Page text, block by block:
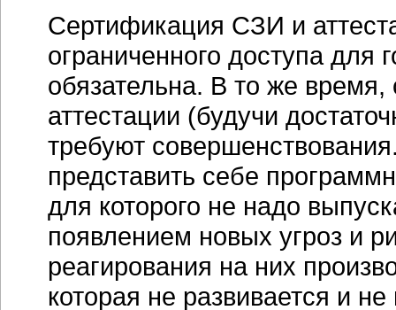
Сертификация СЗИ и
ограниченного доступа для
обязательна. В то же
аттестации (будучи
требуют
представить себе
для которого не надо
появлением новых угроз и
реагирования на них
которая не развивается и